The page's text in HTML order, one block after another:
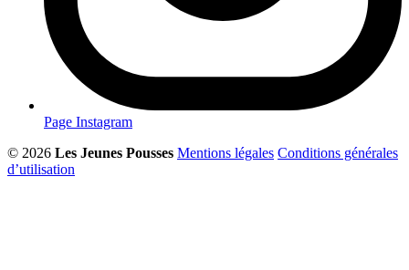
Page Instagram
© 2026 Les Jeunes Pousses Mentions légales Conditions générales
d’utilisation